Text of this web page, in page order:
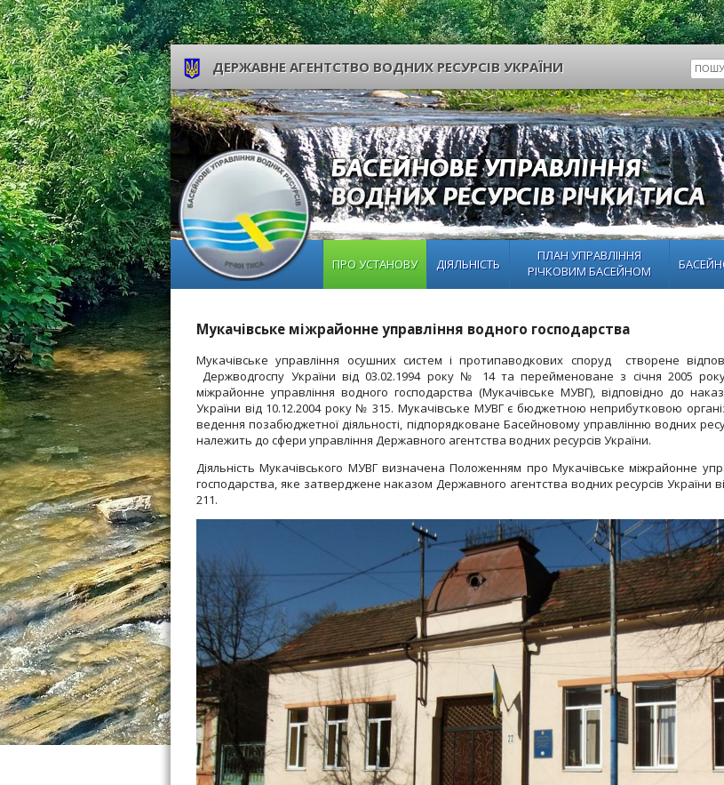
ДЕРЖАВНЕ АГЕНТСТВО ВОДНИХ РЕСУРСІВ УКРАЇНИ
ПРО УСТАНОВУ ДІЯЛЬНІСТЬ
ПЛАН УПРАВЛІННЯ
РІЧКОВИМ БАСЕЙНОМ
Мукачівське міжрайонне управління водного господарства
Мукачівське управління осушних систем і протипаводкових споруд створене
Держводгоспу України від 03.02.1994 року № 14 та перейменоване з січня 2005
міжрайонне управління водного господарства (Мукачівське МУВГ), відповідно до
України від 10.12.2004 року № 315. Мукачівське МУВГ є бюджетною неприбутковою
ведення позабюджетної діяльності, підпорядковане Басейновому управлінню водних
належить до сфери управління Державного агентства водних ресурсів України.
Діяльність Мукачівського МУВГ визначена Положенням про Мукачівське міжрайонне
господарства, яке затверджене наказом Державного агентства водних ресурсів України
211.